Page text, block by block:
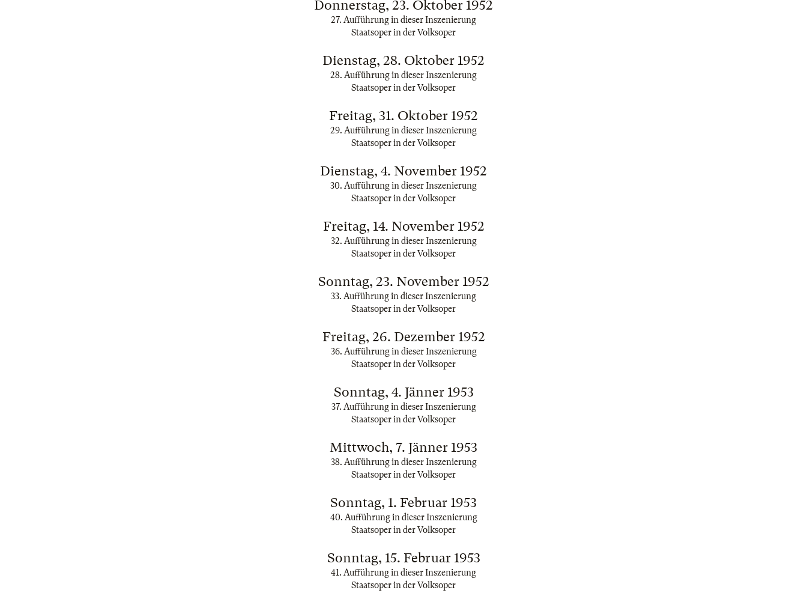
Donnerstag, 23. Oktober 1952
27. Aufführung in dieser Inszenierung
Staatsoper in der Volksoper
Dienstag, 28. Oktober 1952
28. Aufführung in dieser Inszenierung
Staatsoper in der Volksoper
Freitag, 31. Oktober 1952
29. Aufführung in dieser Inszenierung
Staatsoper in der Volksoper
Dienstag, 4. November 1952
30. Aufführung in dieser Inszenierung
Staatsoper in der Volksoper
Freitag, 14. November 1952
32. Aufführung in dieser Inszenierung
Staatsoper in der Volksoper
Sonntag, 23. November 1952
33. Aufführung in dieser Inszenierung
Staatsoper in der Volksoper
Freitag, 26. Dezember 1952
36. Aufführung in dieser Inszenierung
Staatsoper in der Volksoper
Sonntag, 4. Jänner 1953
37. Aufführung in dieser Inszenierung
Staatsoper in der Volksoper
Mittwoch, 7. Jänner 1953
38. Aufführung in dieser Inszenierung
Staatsoper in der Volksoper
Sonntag, 1. Februar 1953
40. Aufführung in dieser Inszenierung
Staatsoper in der Volksoper
Sonntag, 15. Februar 1953
41. Aufführung in dieser Inszenierung
Staatsoper in der Volksoper